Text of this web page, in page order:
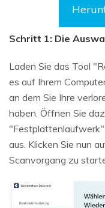
Schritt 1: Die
Laden Sie das Tool
es auf Ihrem
an dem Sie Ihre
haben. Öffnen Sie
aus. Klicken Sie nun
Scanvorgang zu